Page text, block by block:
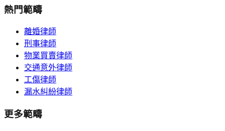
熱門範疇
離婚律師
刑事律師
物業買賣律師
交通意外律師
工傷律師
漏水糾紛律師
更多範疇